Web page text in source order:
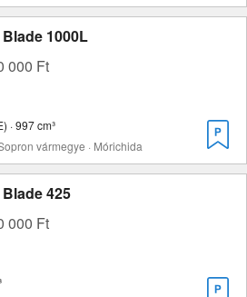
1000L
000 Ft
· 997 cm³
vármegye · Mórichida
425
000 Ft